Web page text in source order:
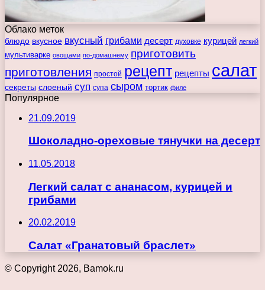
Облако меток
блюдо вкусное вкусный грибами десерт духовке курицей легкий
мультиварке овощами по-домашнему приготовить
приготовления простой рецепт рецепты салат
секреты слоеный суп супа сыром тортик филе
Популярное
21.09.2019
Шоколадно-ореховые тянучки на десерт
11.05.2018
Легкий салат с ананасом, курицей и
грибами
20.02.2019
Салат «Гранатовый браслет»
© Copyright 2026, Bamok.ru